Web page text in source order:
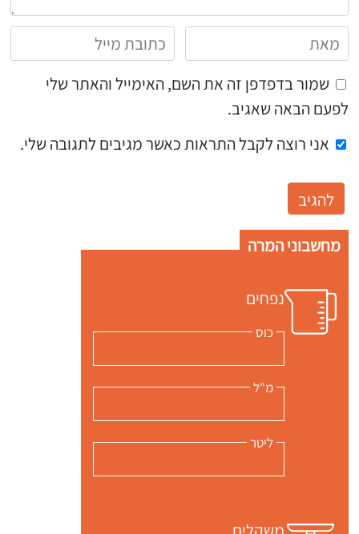
שמור בדפדפן זה את השם, האימייל והאתר שלי
לפעם הבאה שאגיב.
אני רוצה לקבל התראות כאשר מגיבים לתגובה שלי.
מחשבוני המרה
נפחים
כוס
מ"ל
ליטר